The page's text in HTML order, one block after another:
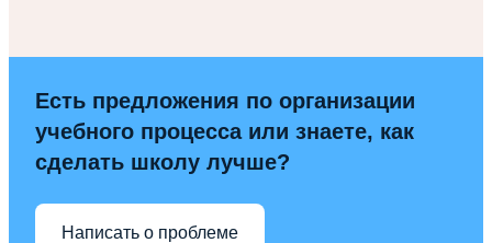
Есть предложения по организации
учебного процесса или знаете, как
сделать школу лучше?
Написать о проблеме